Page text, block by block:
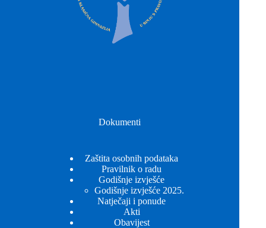
Dokumenti
Zaštita osobnih podataka
Pravilnik o radu
Godišnje izvješće
Godišnje izvješće 2025.
Natječaji i ponude
Akti
Obavijest